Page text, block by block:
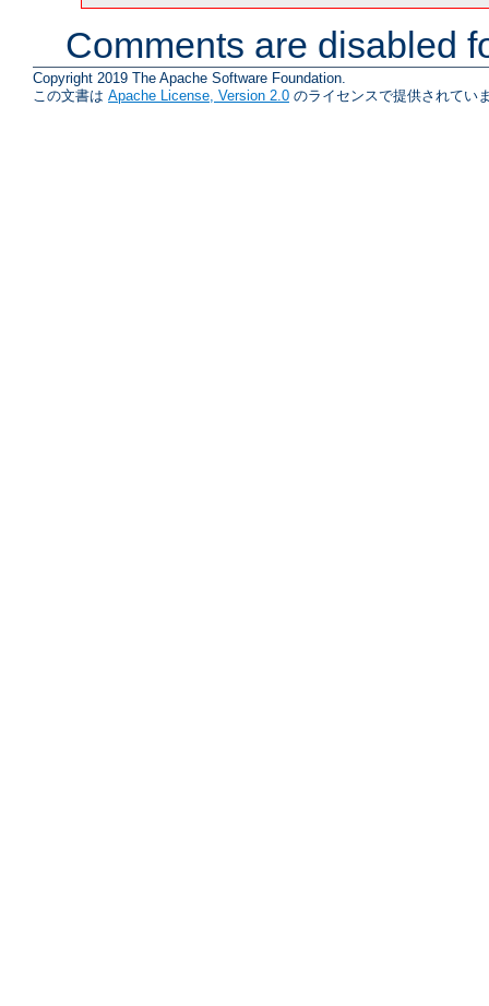
Comments are disabled
Copyright 2019 The Apache Software Foundation.
この文書は Apache License, Version 2.0 のライセンスで提供されてい